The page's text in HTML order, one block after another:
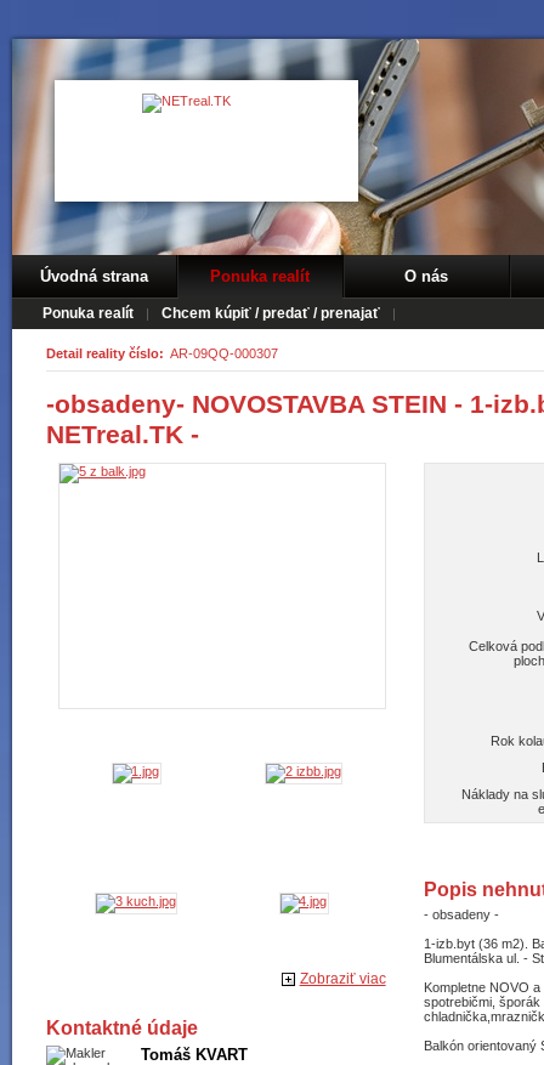
Úvodná strana Ponuka realít
Ponuka realít Chcem kúpiť / predať / prenajať
O nás
Detail reality číslo: AR-09QQ-000307
-obsadeny- NOVOSTAVBA STEIN - 1-
NETreal.TK -
Zobraziť viac
Kontaktné údaje
Tomáš KVART
Celková
Rok
Náklady na
Popis
- obsadeny -
1-izb.byt (36 m2).
Blumentálska ul. -
Kompletne NOVO
spotrebičmi,
Balkón orientovaný